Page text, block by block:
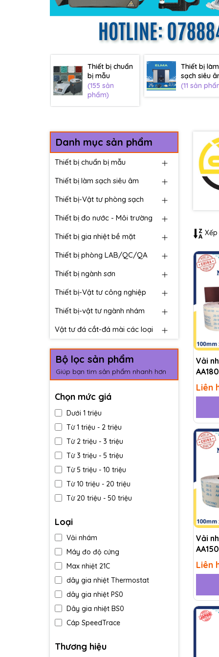
Thiết bị chuẩn
bị mẫu
(155 sản
phẩm)
Thiết bị làm
sạch siêu
(11 sản
Danh mục sản phẩm
Thiết bị chuẩn bị mẫu
Thiết bị làm sạch siêu âm
Thiết bị-Vật tư phòng sạch
Thiết bị đo nước - Môi trường
Thiết bị gia nhiệt bề mặt
Thiết bị phòng LAB/QC/QA
Thiết bị ngành sơn
Thiết bị-Vật tư công nghiệp
Thiết bị-vật tư ngành nhám
Vật tư đá cắt-đá mài các loại
Bộ lọc sản phẩm
Giúp bạn tìm sản phẩm nhanh hơn
Chọn mức giá
Dưới 1 triệu
Từ 1 triệu - 2 triệu
Từ 2 triệu - 3 triệu
Từ 3 triệu - 5 triệu
Từ 5 triệu - 10 triệu
Từ 10 triệu - 20 triệu
Từ 20 triệu - 50 triệu
Loại
Vải nhám
Máy đo độ cứng
Max nhiệt 21C
dây gia nhiệt Thermostat
dây gia nhiệt PS0
Dây gia nhiệt BS0
Cáp SpeedTrace
Tất phòng sạch
Thương hiệu
Vải
AA180
Liên
Vải
AA150
Liên